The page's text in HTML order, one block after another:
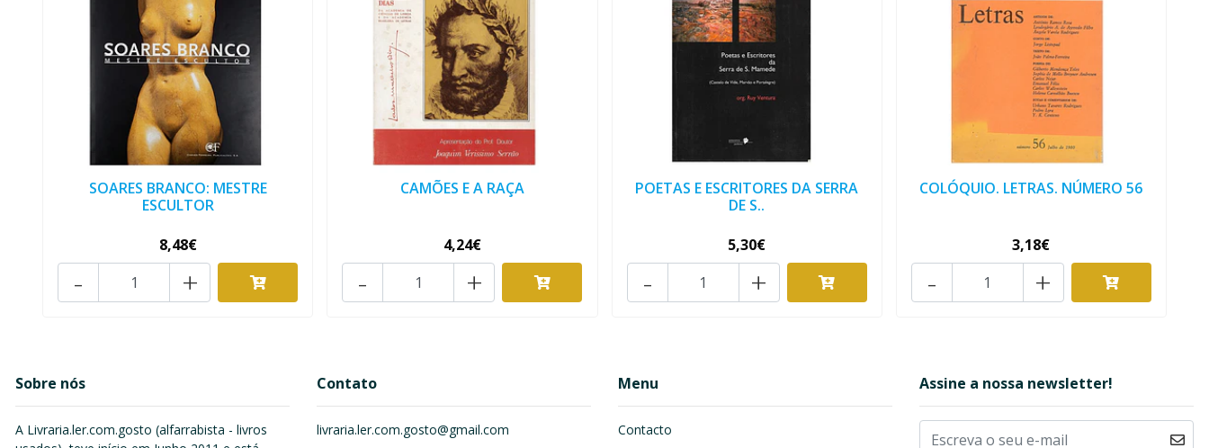
SOARES BRANCO: MESTRE
ESCULTOR
8,48€
+
-
CAMÕES E A RAÇA
4,24€
+
-
POETAS E ESCRITORES DA SERRA
DE S..
5,30€
+
-
COLÓQUIO. LETRAS. NÚMERO 56
3,18€
+
-
Sobre nós
A Livraria.ler.com.gosto (alfarrabista - livros
Contato
livraria.ler.com.gosto@gmail.com
Menu
Contacto
Assine a nossa newsletter!